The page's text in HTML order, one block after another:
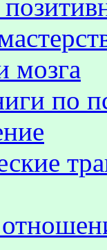
мозга
по